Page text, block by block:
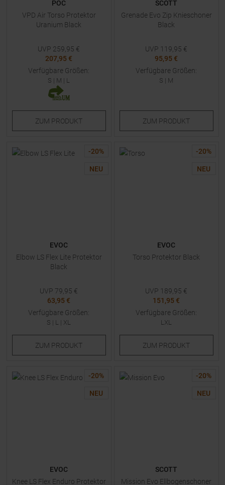
POC
VPD Air Torso Protektor
Uranium Black
UVP 259,95 €
207,95 €
Verfügbare Größen:
S | M | L
ZUM PRODUKT
SCOTT
Grenade Evo Zip Knieschoner
Black
UVP 119,95 €
95,95 €
Verfügbare Größen:
S | M
ZUM PRODUKT
-20%
NEU
EVOC
Elbow LS Flex Lite Protektor
Black
UVP 79,95 €
63,95 €
Verfügbare Größen:
S | L | XL
ZUM PRODUKT
-20%
NEU
EVOC
Torso Protektor Black
UVP 189,95 €
151,95 €
Verfügbare Größen:
LXL
ZUM PRODUKT
-20%
NEU
EVOC
Knee LS Flex Enduro Protektor
-20%
NEU
SCOTT
Mission Evo Ellbogenschoner